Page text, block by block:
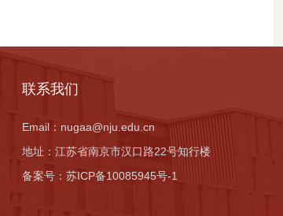
联系我们
Email： nugaa@nju.edu.cn
地址： 江苏省南京市汉口路22号知行楼
备案号： 苏ICP备10085945号-1